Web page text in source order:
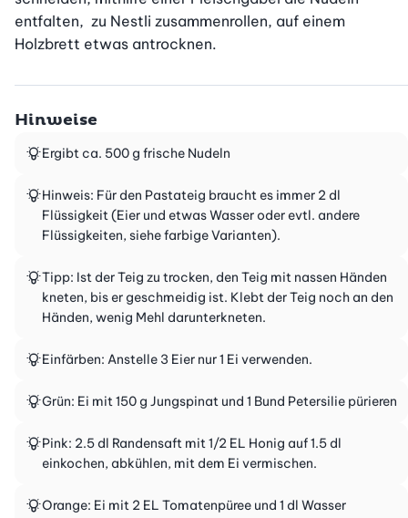
entfalten,  zu Nestli zusammenrollen, auf einem
Holzbrett etwas antrocknen.
Hinweise
Ergibt ca. 500 g frische Nudeln
Hinweis: Für den Pastateig braucht es immer 2 dl
Flüssigkeit (Eier und etwas Wasser oder evtl. andere
Flüssigkeiten, siehe farbige Varianten).
Tipp: Ist der Teig zu trocken, den Teig mit nassen Händen
kneten, bis er geschmeidig ist. Klebt der Teig noch an den
Händen, wenig Mehl darunterkneten.
Einfärben: Anstelle 3 Eier nur 1 Ei verwenden.
Grün: Ei mit 150 g Jungspinat und 1 Bund Petersilie pürieren
Pink: 2.5 dl Randensaft mit 1/2 EL Honig auf 1.5 dl
einkochen, abkühlen, mit dem Ei vermischen.
Orange: Ei mit 2 EL Tomatenpüree und 1 dl Wasser